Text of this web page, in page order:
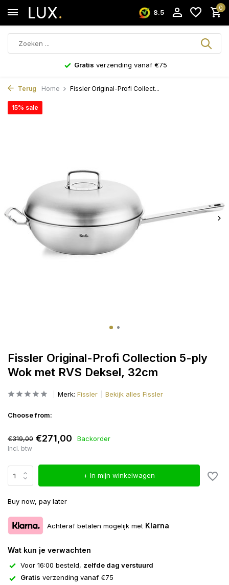
8.5
0
Gratis verzending vanaf €75
Terug Home Fissler Original-Profi Collect...
Fissler Original-Profi Collection 5-ply
Wok met RVS Deksel, 32cm
15% sale
Merk: Fissler Bekijk alles Fissler
Choose from:
€319,00 €271,00 Backorder
Incl. btw
+ In mijn winkelwagen
Buy now, pay later
Achteraf betalen mogelijk met Klarna
Wat kun je verwachten
Voor 16:00 besteld, zelfde dag verstuurd
Gratis verzending vanaf €75